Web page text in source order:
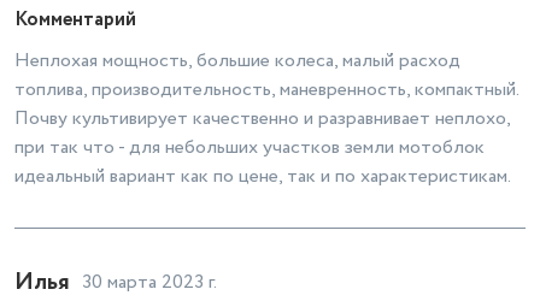
Комментарий
Неплохая мощность, большие колеса, малый расход
топлива, производительность, маневренность, компактный.
Почву культивирует качественно и разравнивает неплохо,
при так что - для небольших участков земли мотоблок
идеальный вариант как по цене, так и по характеристикам.
Илья 30 марта 2023 г.